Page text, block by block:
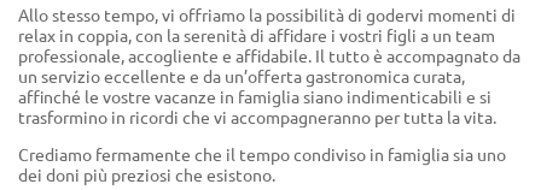
Allo stesso tempo, vi offriamo la possibilità di godervi momenti di
relax in coppia, con la serenità di affidare i vostri figli a un team
professionale, accogliente e affidabile. Il tutto è accompagnato da
un servizio eccellente e da un’offerta gastronomica curata,
affinché le vostre vacanze in famiglia siano indimenticabili e si
trasformino in ricordi che vi accompagneranno per tutta la vita.
Crediamo fermamente che il tempo condiviso in famiglia sia uno
dei doni più preziosi che esistono.